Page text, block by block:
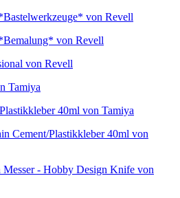
von Revell
von Revell
von Revell
Tamiya
40ml von Tamiya
Cement/Plastikkleber 40ml von
- Hobby Design Knife von